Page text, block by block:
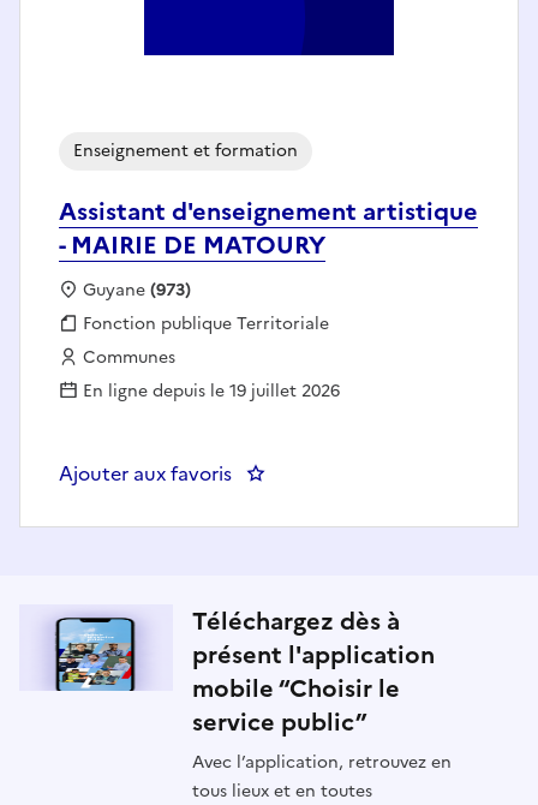
Assistant d'enseignement artistique
- MAIRIE DE MATOURY
Enseignement et formation
Localisation :
Guyane(973)
Fonction publique :
Fonction publique Territoriale
Employeur :
Communes
En ligne depuis le 19 juillet 2026
Ajouter aux favoris : Assistant d'enseignement
Téléchargez dès à
présent l'application
mobile “Choisir le
service public”
Avec l’application, retrouvez en
tous lieux et en toutes